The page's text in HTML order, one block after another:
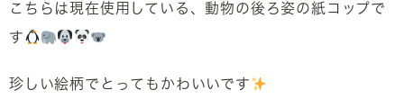
こちらは現在使用している、動物の後ろ姿の紙コップで
す
珍しい絵柄でとってもかわいいです